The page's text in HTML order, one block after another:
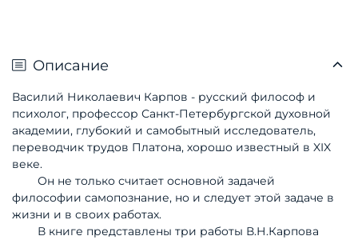
Описание
Василий Николаевич Карпов - русский философ и
психолог, профессор Санкт-Петербургской духовной
академии, глубокий и самобытный исследователь,
переводчик трудов Платона, хорошо известный в XIX
веке.
Он не только считает основной задачей
философии самопознание, но и следует этой задаче в
жизни и в своих работах.
В книге представлены три работы В.Н.Карпова